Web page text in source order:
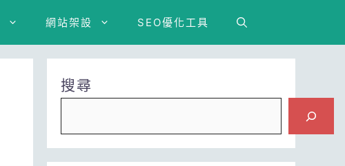
網站架設 SEO優化工具
搜尋